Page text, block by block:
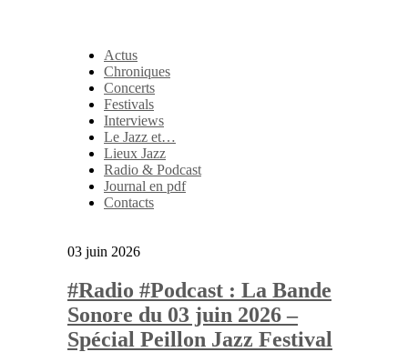
Actus
Chroniques
Concerts
Festivals
Interviews
Le Jazz et…
Lieux Jazz
Radio & Podcast
Journal en pdf
Contacts
03 juin 2026
#Radio #Podcast : La Bande
Sonore du 03 juin 2026 –
Spécial Peillon Jazz Festival